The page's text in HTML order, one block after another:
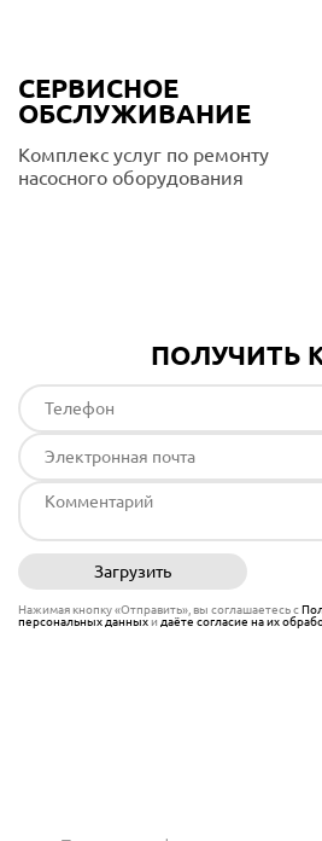
СЕРВИСНОЕ
ОБСЛУЖИВАНИЕ
Комплекс услуг по ремонту
насосного оборудования
ПОЛУЧИТЬ
Загрузить
Нажимая кнопку «Отправить», вы соглашаетесь с
персональных данныхи даёте согласие на их